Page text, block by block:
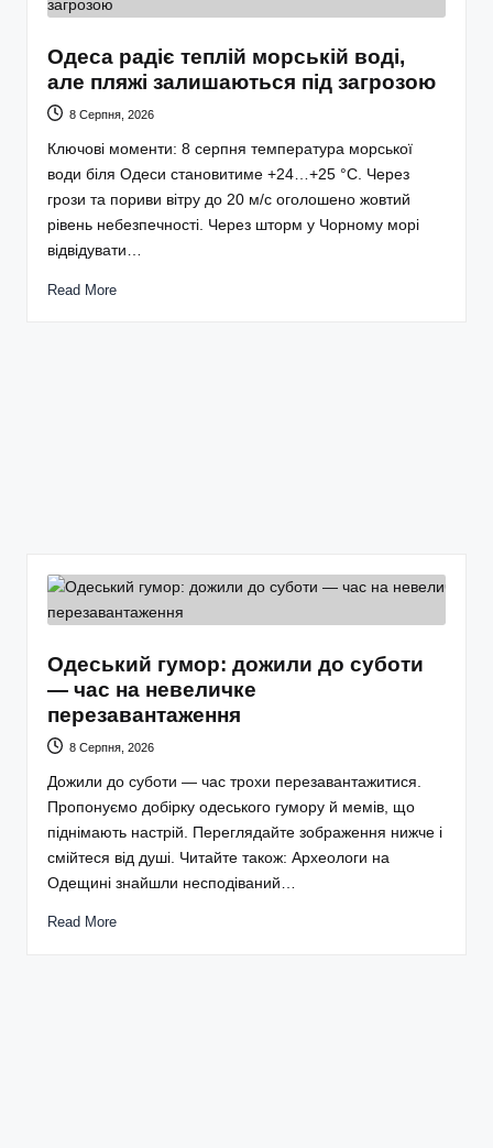
Одеса радіє теплій морській воді,
але пляжі залишаються під загрозою
8 Серпня, 2026
Ключові моменти: 8 серпня температура морської
води біля Одеси становитиме +24…+25 °С. Через
грози та пориви вітру до 20 м/с оголошено жовтий
рівень небезпечності. Через шторм у Чорному морі
відвідувати…
Read More
Одеський гумор: дожили до суботи
— час на невеличке
перезавантаження
8 Серпня, 2026
Дожили до суботи — час трохи перезавантажитися.
Пропонуємо добірку одеського гумору й мемів, що
піднімають настрій. Переглядайте зображення нижче і
смійтеся від душі. Читайте також: Археологи на
Одещині знайшли несподіваний…
Read More